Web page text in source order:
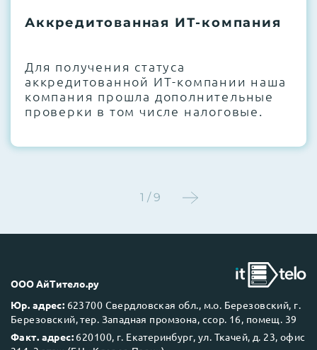
CMOS и вентиляторов при необходимости
нагрузкой в течение 72 часов для
проверки стабильности всех подсистем
Этап 5:
Next Business Day (NBD)
Аккредитованная ИТ-компания
Для получения статуса
аккредитованной ИТ-компании наша
компания прошла дополнительные
проверки в том числе налоговые.
1 / 9
ООО АйТитело.ру
Юр. адрес: 623700 Свердловская обл., м.о. Березовский, г.
Березовский, тер. Западная промзона, ссор. 16, помещ. 39
Факт. адрес: 620100, г. Екатеринбург, ул. Ткачей, д. 23, офис